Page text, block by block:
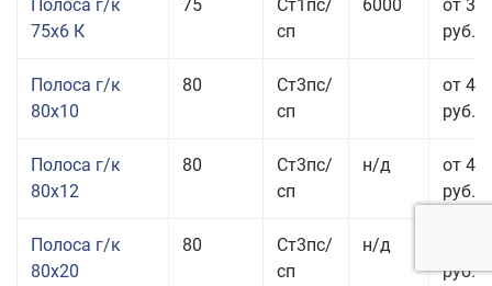
Полоса г/к
75x6 К
75
Ст1пс/
сп
6000
от 35
руб.
Полоса г/к
80x10
80
Ст3пс/
сп
от 43
руб.
Полоса г/к
80x12
80
Ст3пс/
сп
н/д
от 45
руб.
Полоса г/к
80x20
80
Ст3пс/
сп
н/д
руб.